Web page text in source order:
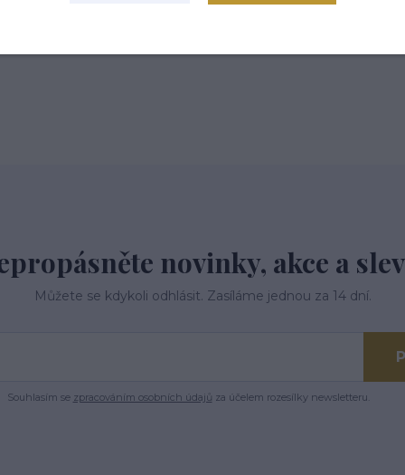
novinky, akce a
Můžete se kdykoli odhlásit. Zasíláme jednou za 14 dní.
Souhlasím se zpracováním osobních údajů za účelem rozesílky newsletteru.